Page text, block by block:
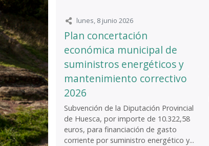
lunes, 8 junio 2026
Plan concertación
económica municipal de
suministros energéticos y
mantenimiento correctivo
2026
Subvención de la Diputación Provincial
de Huesca, por importe de 10.322,58
euros, para financiación de gasto
corriente por suministro energético y...